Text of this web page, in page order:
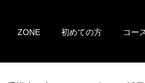
ZONE 初めての方 コー